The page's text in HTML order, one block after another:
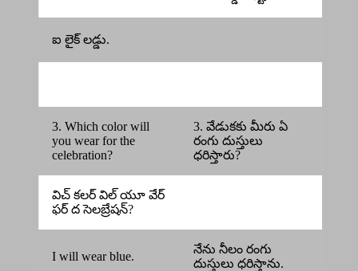
ఐ లైక్ లడ్డు.
3. Which color will
you wear for the
celebration?
3. వేడుకకు మీరు ఏ
రంగు దుస్తులు
ధరిస్తారు?
విచ్ కలర్ విల్ యూ వేర్
ఫర్ ద సెలబ్రేషన్?
I will wear blue.
నేను నీలం రంగు
దుస్తులు ధరిస్తాను.